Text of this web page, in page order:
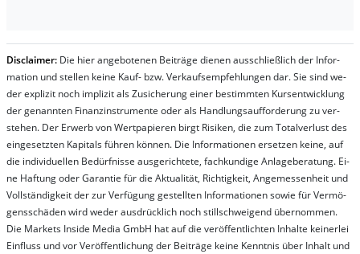
Dis­clai­mer: Die hier an­ge­bo­te­nen Bei­trä­ge die­nen aus­schließ­lich der In­for­
ma­t­ion und stel­len kei­ne Kauf- bzw. Ver­kaufs­em­pfeh­lung­en dar. Sie sind we­
der ex­pli­zit noch im­pli­zit als Zu­sich­er­ung ei­ner be­stim­mt­en Kurs­ent­wick­lung
der ge­nan­nt­en Fi­nanz­in­stru­men­te oder als Handl­ungs­auf­for­der­ung zu ver­
steh­en. Der Er­werb von Wert­pa­pier­en birgt Ri­si­ken, die zum To­tal­ver­lust des
ein­ge­setz­ten Ka­pi­tals füh­ren kön­nen. Die In­for­ma­tion­en er­setz­en kei­ne, auf
die in­di­vi­du­el­len Be­dür­fnis­se aus­ge­rich­te­te, fach­kun­di­ge An­la­ge­be­ra­tung. Ei­
ne Haf­tung oder Ga­ran­tie für die Ak­tu­ali­tät, Rich­tig­keit, An­ge­mes­sen­heit und
Vol­lständ­ig­keit der zur Ver­fü­gung ge­stel­lt­en In­for­ma­tion­en so­wie für Ver­mö­
gens­schä­den wird we­der aus­drück­lich noch stil­lschwei­gend über­nom­men.
Die Mar­kets In­side Me­dia GmbH hat auf die ver­öf­fent­lich­ten In­hal­te kei­ner­lei
Ein­fluss und vor Ver­öf­fent­lich­ung der Bei­trä­ge kei­ne Ken­nt­nis über In­halt und